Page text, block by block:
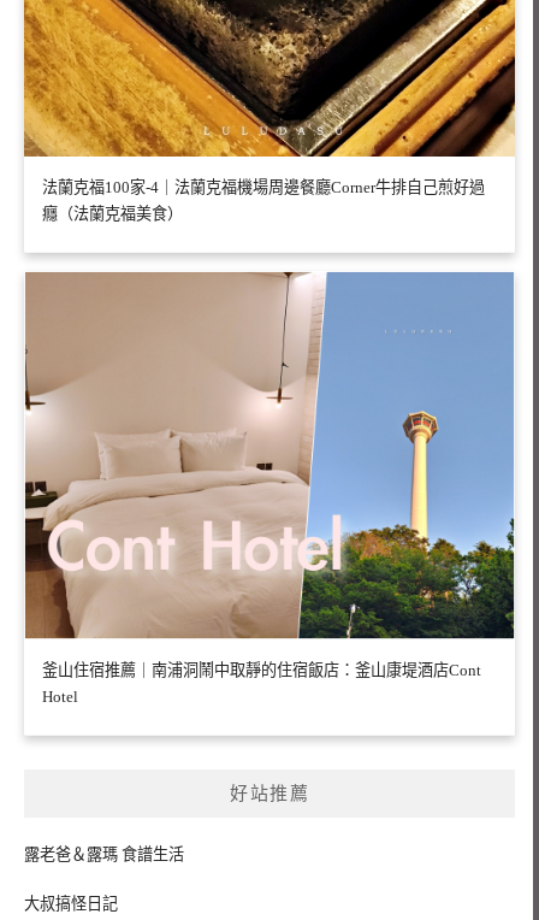
法蘭克福100家-4｜法蘭克福機場周邊餐廳Corner牛排自己煎好過
癮（法蘭克福美食）
釜山住宿推薦｜南浦洞鬧中取靜的住宿飯店：釜山康堤酒店Cont
Hotel
好站推薦
露老爸＆露瑪 食譜生活
大叔搞怪日記